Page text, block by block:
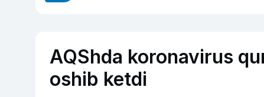
AQShda koronavirus
oshib ketdi